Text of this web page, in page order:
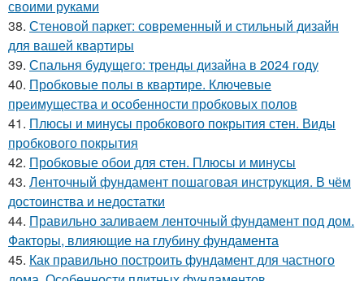
своими руками
38. Стеновой паркет: современный и стильный дизайн
для вашей квартиры
39. Спальня будущего: тренды дизайна в 2024 году
40. Пробковые полы в квартире. Ключевые
преимущества и особенности пробковых полов
41. Плюсы и минусы пробкового покрытия стен. Виды
пробкового покрытия
42. Пробковые обои для стен. Плюсы и минусы
43. Ленточный фундамент пошаговая инструкция. В чём
достоинства и недостатки
44. Правильно заливаем ленточный фундамент под дом.
Факторы, влияющие на глубину фундамента
45. Как правильно построить фундамент для частного